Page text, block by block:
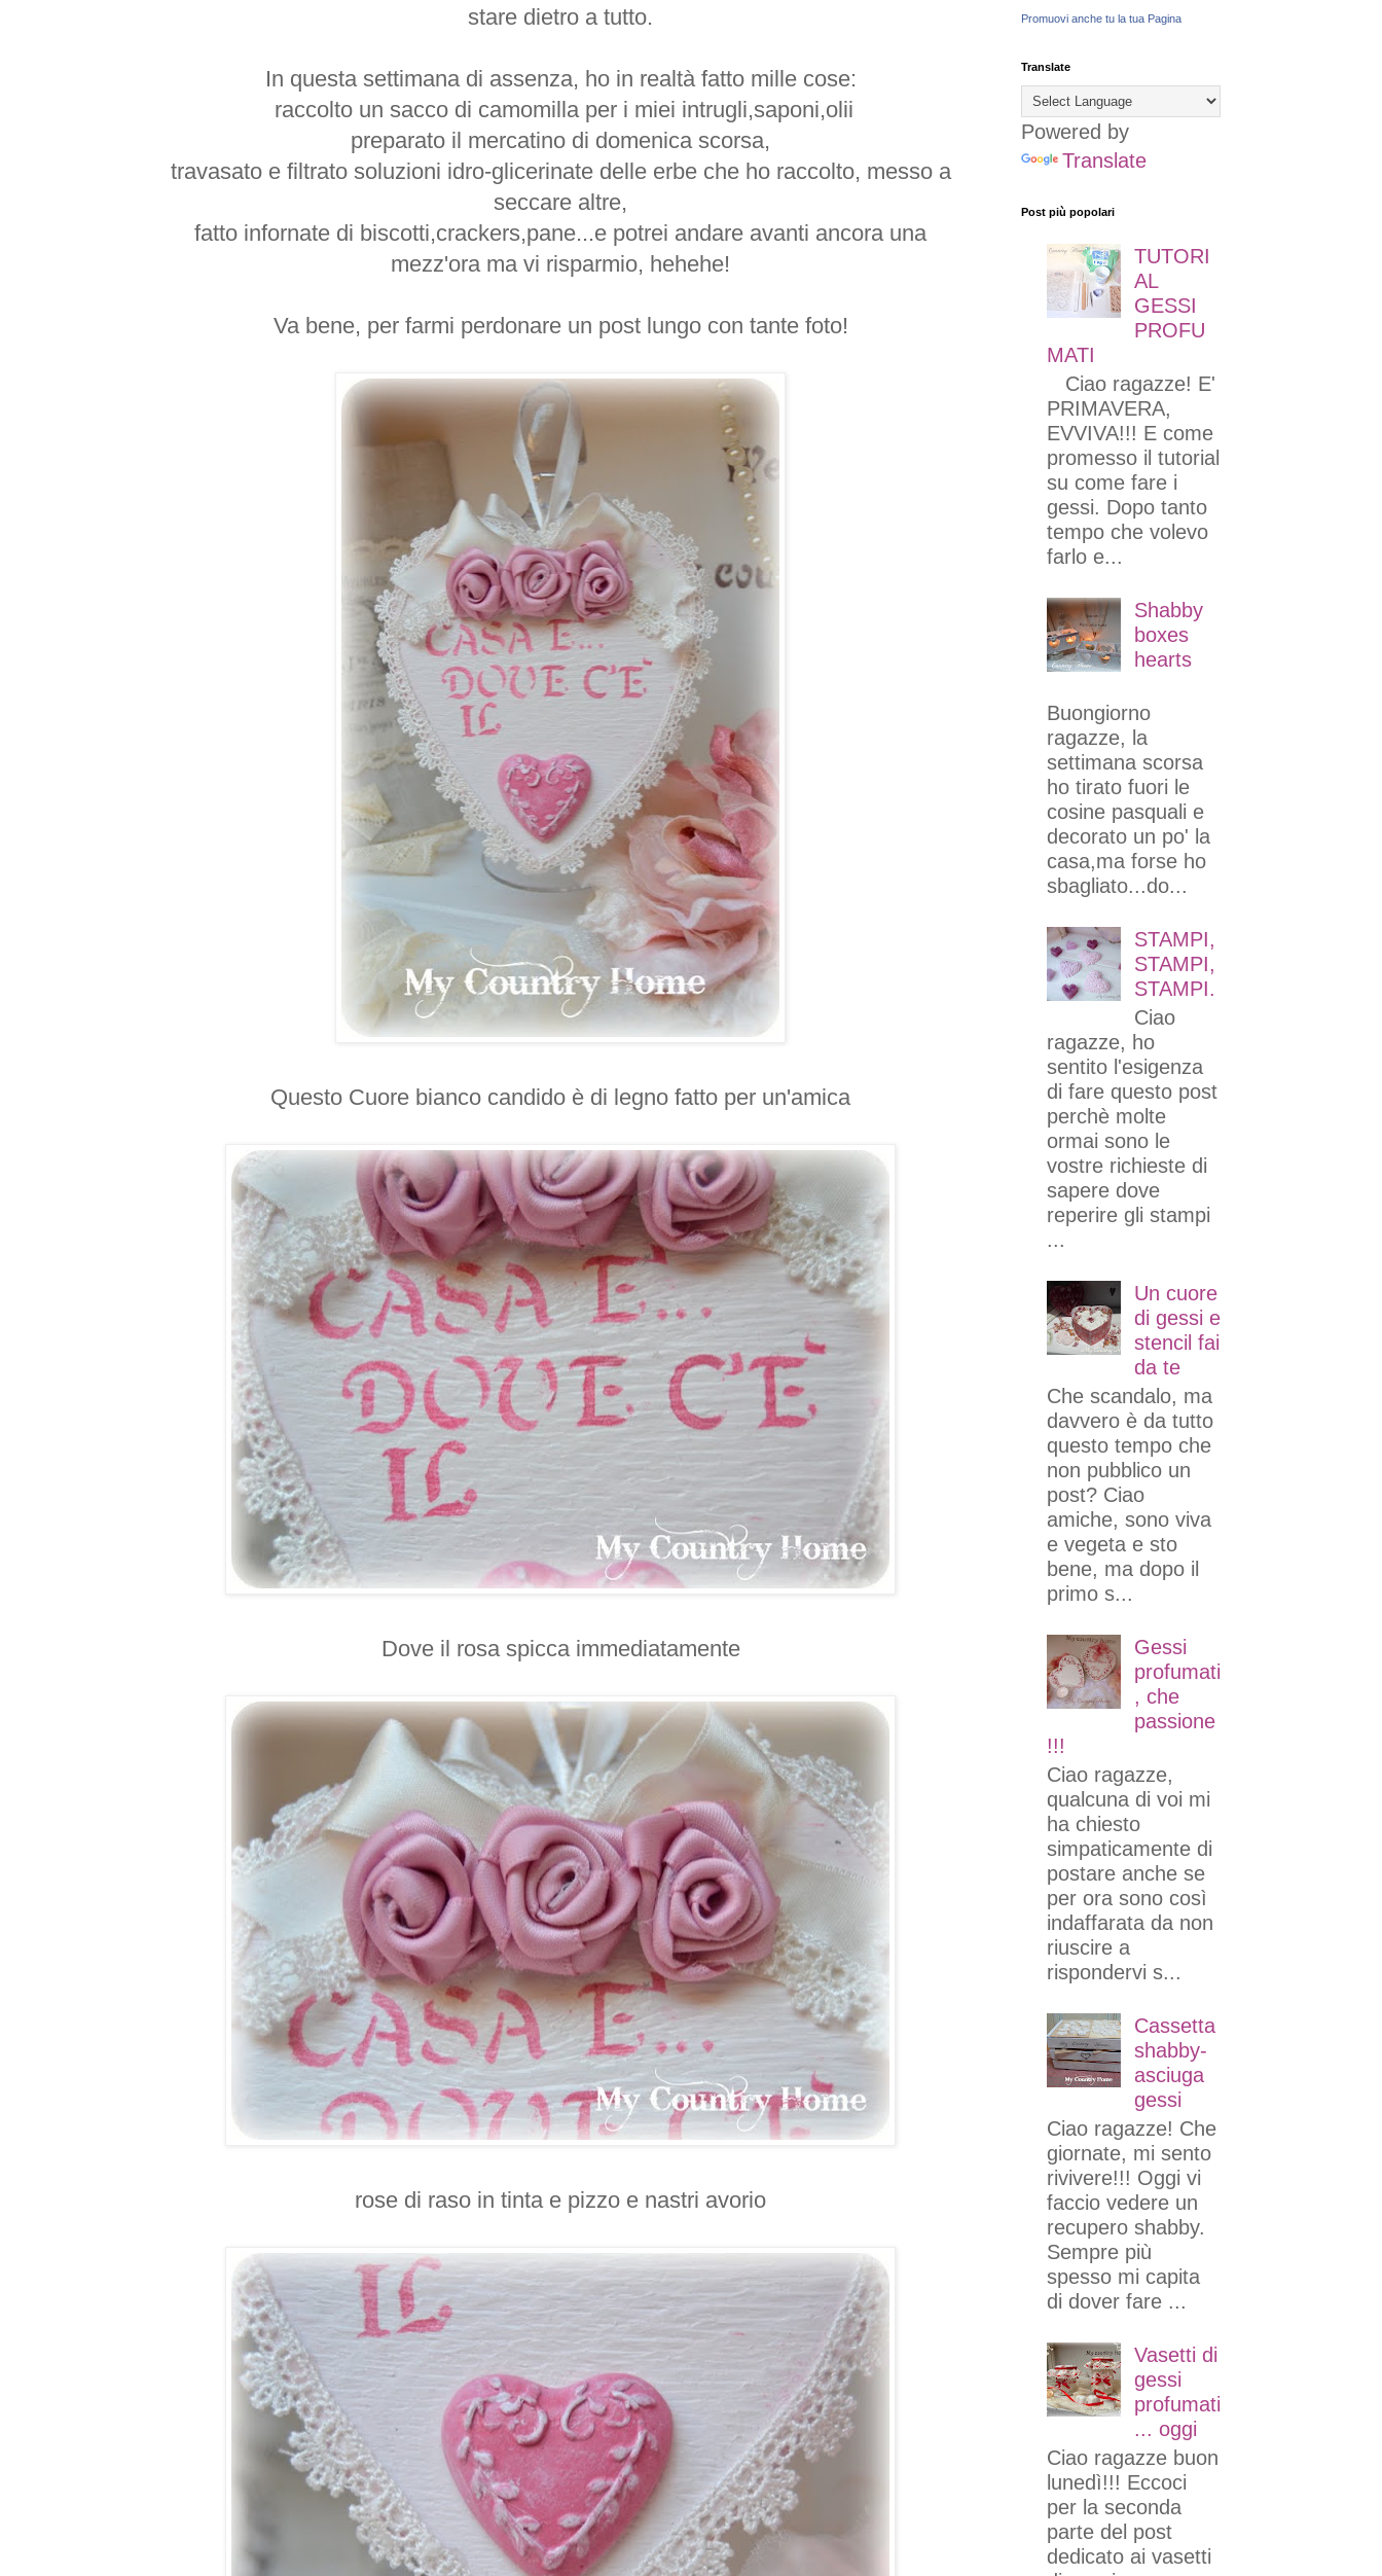
stare dietro a tutto.
In questa settimana di assenza, ho in realtà fatto mille cose:
raccolto un sacco di camomilla per i miei intrugli,saponi,olii
preparato il mercatino di domenica scorsa,
travasato e filtrato soluzioni idro-glicerinate delle erbe che ho raccolto, messo a
seccare altre,
fatto infornate di biscotti,crackers,pane...e potrei andare avanti ancora una
mezz'ora ma vi risparmio, hehehe!
Va bene, per farmi perdonare un post lungo con tante foto!
Questo Cuore bianco candido è di legno fatto per un'amica
Dove il rosa spicca immediatamente
rose di raso in tinta e pizzo e nastri avorio
Promuovi anche tu la tua Pagina
Translate
Powered by
Translate
Post più popolari
TUTORI
AL
GESSI
PROFU
MATI
Ciao ragazze! E'
PRIMAVERA,
EVVIVA!!! E come
promesso il tutorial
su come fare i
gessi. Dopo tanto
tempo che volevo
farlo e...
Shabby
boxes
hearts
Buongiorno
ragazze, la
settimana scorsa
ho tirato fuori le
cosine pasquali e
decorato un po' la
casa,ma forse ho
sbagliato...do...
STAMPI,
STAMPI,
STAMPI.
Ciao
ragazze, ho
sentito l'esigenza
di fare questo post
perchè molte
ormai sono le
vostre richieste di
sapere dove
reperire gli stampi
...
Un cuore
di gessi e
stencil fai
da te
Che scandalo, ma
davvero è da tutto
questo tempo che
non pubblico un
post? Ciao
amiche, sono viva
e vegeta e sto
bene, ma dopo il
primo s...
Gessi
profumati
, che
passione
!!!
Ciao ragazze,
qualcuna di voi mi
ha chiesto
simpaticamente di
postare anche se
per ora sono così
indaffarata da non
riuscire a
rispondervi s...
Cassetta
shabby-
asciuga
gessi
Ciao ragazze! Che
giornate, mi sento
rivivere!!! Oggi vi
faccio vedere un
recupero shabby.
Sempre più
spesso mi capita
di dover fare ...
Vasetti di
gessi
profumati
... oggi
Ciao ragazze buon
lunedì!!! Eccoci
per la seconda
parte del post
dedicato ai vasetti